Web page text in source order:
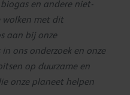
en andere niet-
wolken met dit
aan bij onze
ons onderzoek en onze
op duurzame en
onze planeet helpen